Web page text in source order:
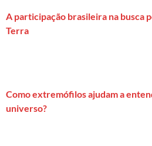
A participação brasileira na busca
Terra
Como extremófilos ajudam a
universo?